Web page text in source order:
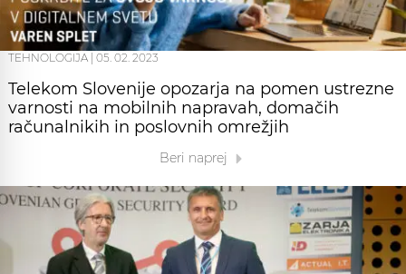
TEHNOLOGIJA | 05. 02. 2023
Telekom Slovenije opozarja na pomen ustrezne
varnosti na mobilnih napravah, domačih
računalnikih in poslovnih omrežjih
Beri naprej